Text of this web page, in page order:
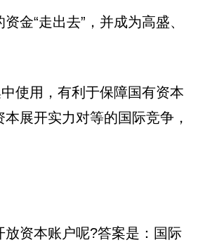
金“走出去”，并成为高盛、
使用，有利于保障国有资本
展开实力对等的国际竞争，
资本账户呢?答案是：国际